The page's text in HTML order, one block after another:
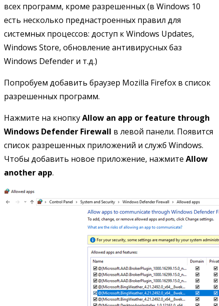
всех программ, кроме разрешенных (в Windows 10
есть несколько преднастроенных правил для
системных процессов: доступ к Windows Updates,
Windows Store, обновление антивирусных баз
Windows Defender и т.д.)
Попробуем добавить браузер Mozilla Firefox в список
разрешенных программ.
Нажмите на кнопкуAllow an app or feature through
Windows Defender Firewall в левой панели. Появится
список разрешенных приложений и служб Windows.
Чтобы добавить новое приложение, нажмите Allow
another app.